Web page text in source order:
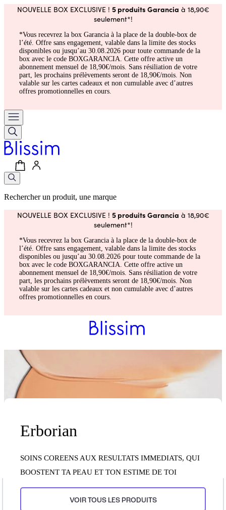
NOUVELLE BOX EXCLUSIVE ! 5 produits Garancia à 18,90€
seulement*!
*Vous recevrez la box Garancia à la place de la double-box de
l’été. Offre sans engagement, valable dans la limite des stocks
disponibles ou jusqu’au 30.08.2026 pour toute commande de la
box avec le code BOXGARANCIA. Cette offre active un
abonnement mensuel de 18,90€/mois. Sans résiliation de votre
part, les prochains prélèvements seront de 18,90€/mois. Non
valable sur les cartes cadeaux et non cumulable avec d’autres
offres promotionnelles en cours.
Rechercher un produit, une marque
NOUVELLE BOX EXCLUSIVE ! 5 produits Garancia à 18,90€
seulement*!
*Vous recevrez la box Garancia à la place de la double-box de
l’été. Offre sans engagement, valable dans la limite des stocks
disponibles ou jusqu’au 30.08.2026 pour toute commande de la
box avec le code BOXGARANCIA. Cette offre active un
abonnement mensuel de 18,90€/mois. Sans résiliation de votre
part, les prochains prélèvements seront de 18,90€/mois. Non
valable sur les cartes cadeaux et non cumulable avec d’autres
offres promotionnelles en cours.
Erborian
SOINS COREENS AUX RESULTATS IMMEDIATS, QUI
BOOSTENT TA PEAU ET TON ESTIME DE TOI
VOIR TOUS LES PRODUITS